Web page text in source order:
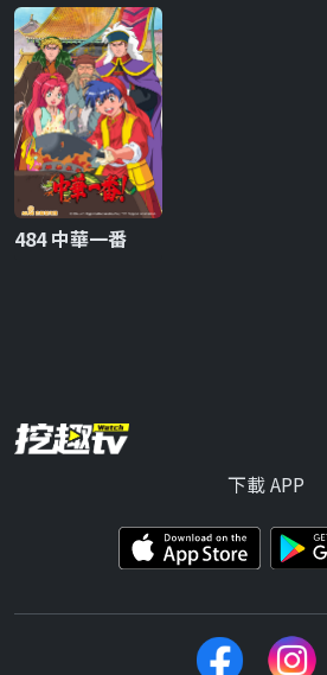
484 中華一番
下載 APP